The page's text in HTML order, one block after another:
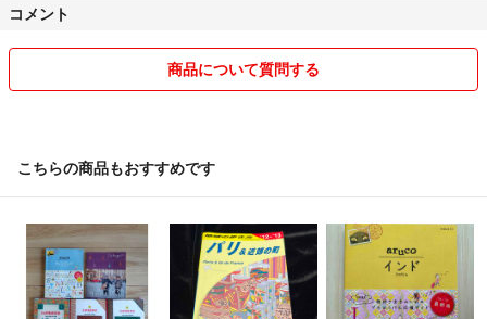
能ですので購入前にコメントください。なお発送事故は責任はとりかね
★発送の際は小さく折り畳んで、また包装はリサイクル品を使わせてい
★測定・検品はできるだけ正確にするようつとめていますが、素人によ
るものなので多少の誤差・見落としがある場合もございますが予めご了
宜しくお願いいたします。
コメント
商品について質問する
こちらの商品もおすすめです